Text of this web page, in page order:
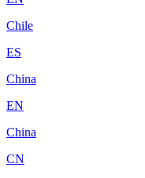
Chile
ES
China
EN
China
CN